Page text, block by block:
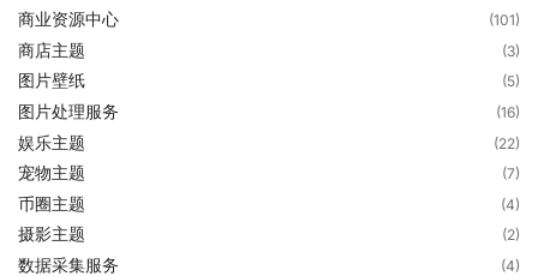
商业资源中心 (101)
商店主题 (3)
图片壁纸 (5)
图片处理服务 (16)
娱乐主题 (22)
宠物主题 (7)
币圈主题 (4)
摄影主题 (2)
数据采集服务 (4)